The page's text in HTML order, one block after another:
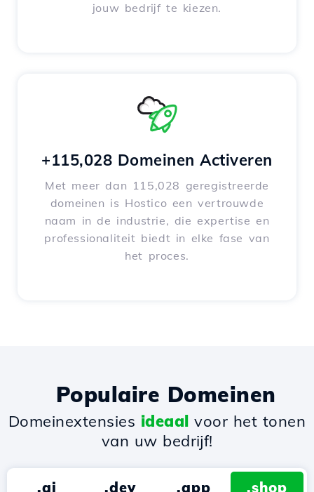
jouw bedrijf te kiezen.
+115,028 Domeinen Activeren
Met meer dan 115,028 geregistreerde
domeinen is Hostico een vertrouwde
naam in de industrie, die expertise en
professionaliteit biedt in elke fase van
het proces.
Populaire Domeinen
Domeinextensies ideaal voor het tonen
van uw bedrijf!
.ai .dev .app .shop